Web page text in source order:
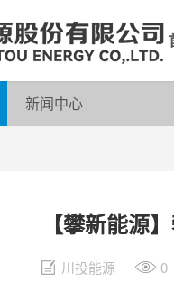
企业荣誉
公司邮箱
新闻中心
【攀新能源
川投能源 0